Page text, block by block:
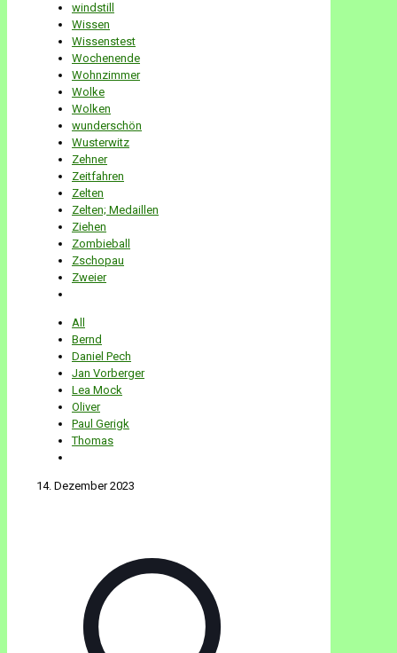
windstill
Wissen
Wissenstest
Wochenende
Wohnzimmer
Wolke
Wolken
wunderschön
Wusterwitz
Zehner
Zeitfahren
Zelten
Zelten; Medaillen
Ziehen
Zombieball
Zschopau
Zweier
All
Bernd
Daniel Pech
Jan Vorberger
Lea Mock
Oliver
Paul Gerigk
Thomas
14. Dezember 2023